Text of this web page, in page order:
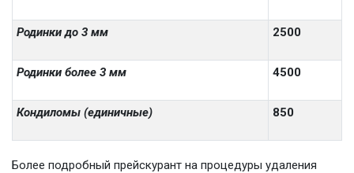
Родинки до 3 мм 2500
Родинки более 3 мм 4500
Кондиломы (единичные) 850
Более подробный прейскурант на процедуры удаления